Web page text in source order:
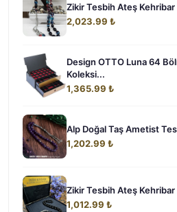
Zikir Tesbih Ateş
2,023.99 ₺
Design OTTO Luna 64
Koleksi...
1,365.99 ₺
Alp Doğal Taş Ametist
1,202.99 ₺
Zikir Tesbih Ateş
1,012.99 ₺